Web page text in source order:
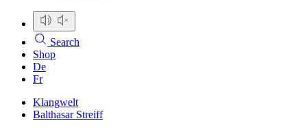
Search
Shop
De
Fr
Klangwelt
Balthasar Streiff